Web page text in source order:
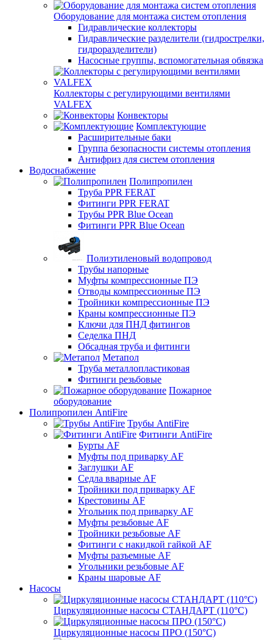
Оборудование для монтажа систем отопления
Гидравлические коллекторы
Гидравлические разделители (гидрострелки,
гидроразделители)
Насосные группы, вспомогательная обвязка
Коллекторы с регулирующими вентилями
VALFEX
Конвекторы
Комплектующие
Расширительные баки
Группа безопасности системы отопления
Антифриз для систем отопления
Водоснабжение
Полипропилен
Труба PPR FERAT
Фитинги PPR FERAT
Трубы PPR Blue Ocean
Фитинги PPR Blue Ocean
Полиэтиленовый водопровод
Трубы напорные
Муфты компрессионные ПЭ
Отводы компрессионные ПЭ
Тройники компрессионные ПЭ
Краны компрессионные ПЭ
Ключи для ПНД фитингов
Седелка ПНД
Обсадная труба и фитинги
Метапол
Труба металлопластиковая
Фитинги резьбовые
Пожарное
оборудование
Полипропилен AntiFire
Трубы AntiFire
Фитинги AntiFire
Бурты AF
Муфты под приварку AF
Заглушки AF
Седла вварные AF
Тройники под приварку AF
Крестовины AF
Угольник под приварку AF
Муфты резьбовые AF
Тройники резьбовые AF
Фитинги с накидкой гайкой AF
Муфты разъемные AF
Угольники резьбовые AF
Краны шаровые AF
Насосы
Циркуляционные насосы СТАНДАРТ (110°C)
Циркуляционные насосы ПРО (150°C)